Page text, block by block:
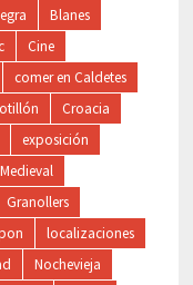
Blanes
Cine
comer en Caldetes
Croacia
exposición
Granollers
localizaciones
Nochevieja